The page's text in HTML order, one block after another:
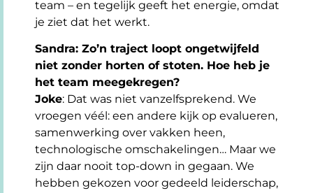
team – en tegelijk geeft het energie, omdat
je ziet dat het werkt.
Sandra: Zo’n traject loopt ongetwijfeld
niet zonder horten of stoten. Hoe heb je
het team meegekregen?
Joke: Dat was niet vanzelfsprekend. We
vroegen véél: een andere kijk op evalueren,
samenwerking over vakken heen,
technologische omschakelingen… Maar we
zijn daar nooit top-down in gegaan. We
hebben gekozen voor gedeeld leiderschap,